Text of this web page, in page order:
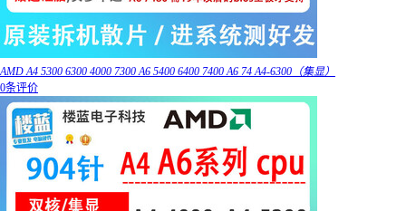
AMD A4 5300 6300 4000 7300 A6 5400 6400 7400 A6 74 A4-6300（集显）
0条评价